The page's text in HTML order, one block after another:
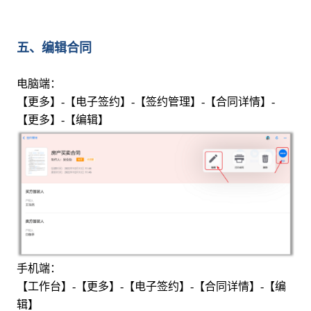
五、编辑合同
电脑端：
【更多】-【电子签约】-【签约管理】-【合同详情】-
【更多】-【编辑】
手机端：
【工作台】-【更多】-【电子签约】-【合同详情】-【编
辑】